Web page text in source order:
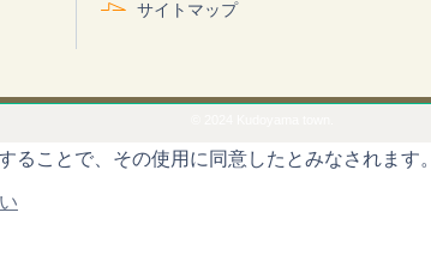
ることで、その使用に同意したとみなされます。
サイトマップ